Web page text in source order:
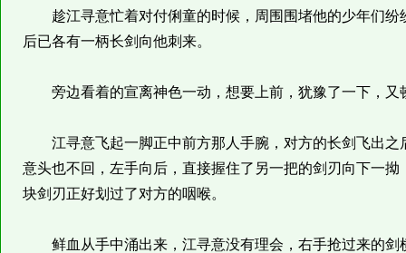
趁江寻意忙着对付俐童的时候，周围围堵他的少年们纷
后已各有一柄长剑向他刺来。
旁边看着的宣离神色一动，想要上前，犹豫了一下，又
江寻意飞起一脚正中前方那人手腕，对方的长剑飞出之
意头也不回，左手向后，直接握住了另一把的剑刃向下一
块剑刃正好划过了对方的咽喉。
鲜血从手中涌出来，江寻意没有理会，右手抢过来的剑